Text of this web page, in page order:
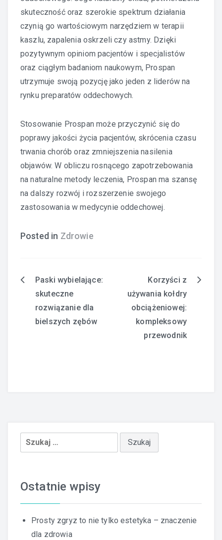
skuteczność oraz szerokie spektrum działania
czynią go wartościowym narzędziem w terapii
kaszlu, zapalenia oskrzeli czy astmy. Dzięki
pozytywnym opiniom pacjentów i specjalistów
oraz ciągłym badaniom naukowym, Prospan
utrzymuje swoją pozycję jako jeden z liderów na
rynku preparatów oddechowych.
Stosowanie Prospan może przyczynić się do
poprawy jakości życia pacjentów, skrócenia czasu
trwania chorób oraz zmniejszenia nasilenia
objawów. W obliczu rosnącego zapotrzebowania
na naturalne metody leczenia, Prospan ma szansę
na dalszy rozwój i rozszerzenie swojego
zastosowania w medycynie oddechowej.
Posted in Zdrowie
Nawigacja
Paski wybielające:
skuteczne
rozwiązanie dla
bielszych zębów
Korzyści z
używania kołdry
obciążeniowej:
kompleksowy
przewodnik
Szukaj:
Ostatnie wpisy
Prosty zgryz to nie tylko estetyka – znaczenie
dla zdrowia